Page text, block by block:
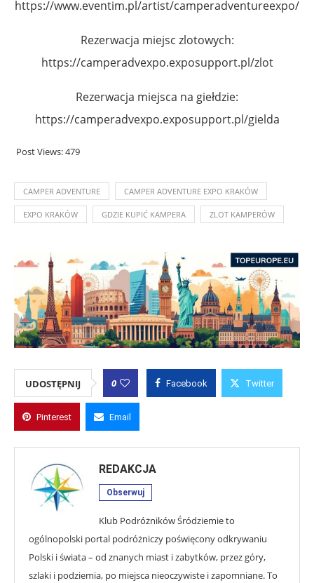
https://www.eventim.pl/artist/camperadventureexpo/
Rezerwacja miejsc zlotowych:
https://camperadvexpo.exposupport.pl/zlot
Rezerwacja miejsca na giełdzie:
https://camperadvexpo.exposupport.pl/gielda
Post Views:479
CAMPER ADVENTURE CAMPER ADVENTURE EXPO KRAKÓW
EXPO KRAKÓW GDZIE KUPIĆ KAMPERA ZLOT KAMPERÓW
UDOSTĘPNIJ 0 Facebook Twitter
Pinterest Email
REDAKCJA
Obserwuj
Klub Podróżników Śródziemie to
ogólnopolski portal podróżniczy poświęcony odkrywaniu
Polski i świata – od znanych miast i zabytków, przez góry,
szlaki i podziemia, po miejsca nieoczywiste i zapomniane. To